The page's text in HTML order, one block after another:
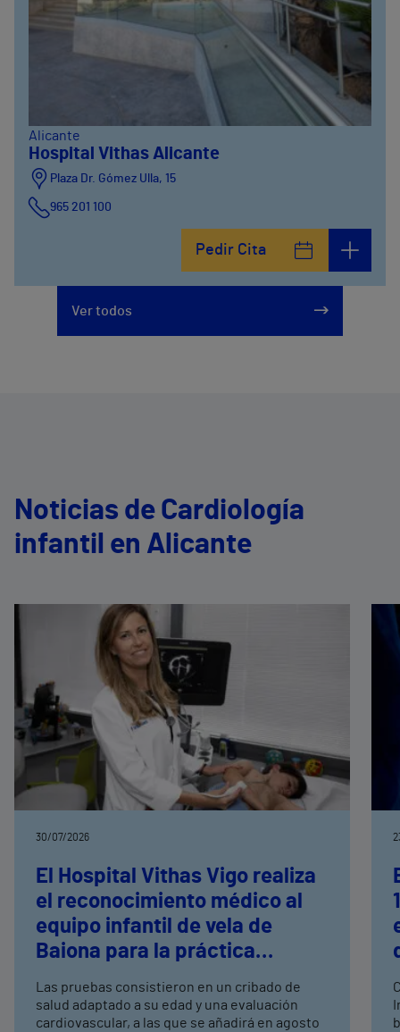
Alicante
Hospital Vithas Alicante
Plaza Dr. Gómez Ulla, 15
965 201 100
Pedir Cita
Ver todos
Noticias de Cardiología
infantil en Alicante
30/07/2026
El Hospital Vithas Vigo realiza
el reconocimiento médico al
equipo infantil de vela de
Baiona para la práctica
deportiva de alto rendimiento
Las pruebas consistieron en un cribado de
salud adaptado a su edad y una evaluación
cardiovascular, a las que se añadirá en agosto